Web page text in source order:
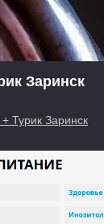
Заринск
Турик Заринск